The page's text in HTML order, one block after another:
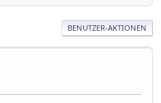
BENUTZER-AKTIONEN